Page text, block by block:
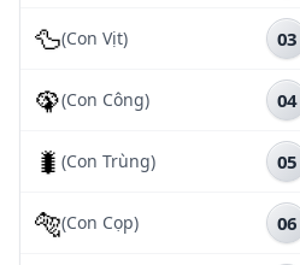
🦆(Con Vịt) 03
🦚(Con Công) 04
🐛 (Con Trùng) 05
🐅(Con Cọp) 06